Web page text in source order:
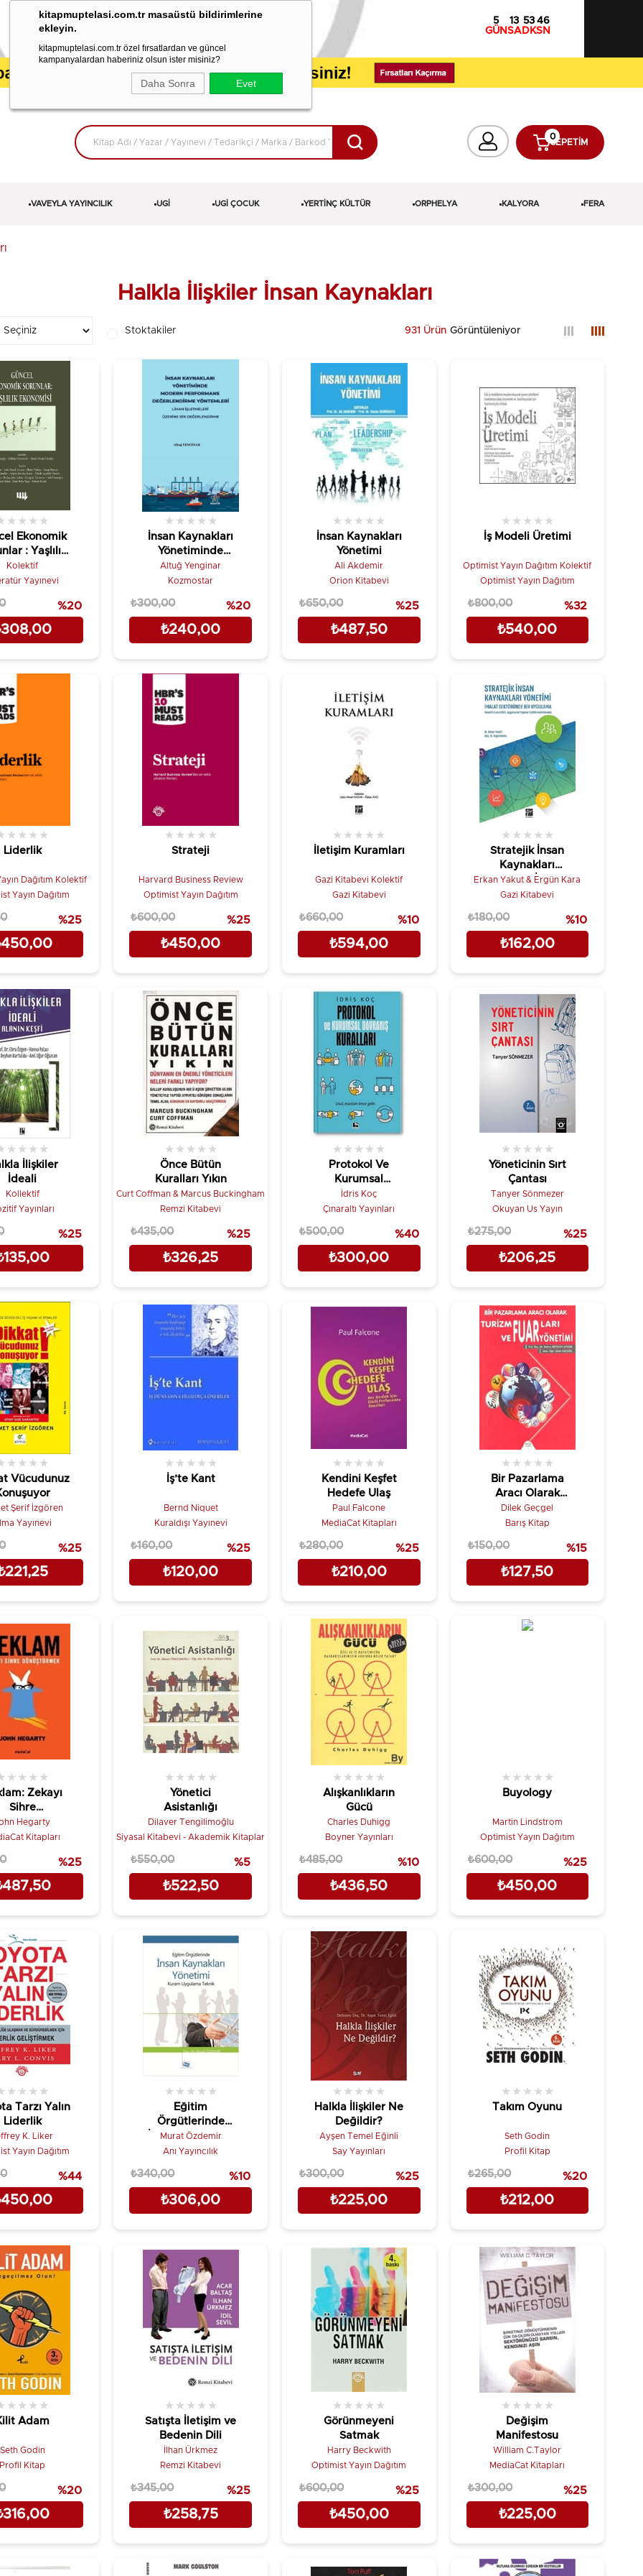
kitapmuptelasi.com.tr masaüstü bildirimlerine
ekleyin.
kitapmuptelasi.com.tr özel fırsatlardan ve güncel
kampanyalardan haberiniz olsun ister misiniz?
Daha Sonra Evet
5
GÜN
13
SA
53
DK
44
SN
SEPETIM
0
VAVEYLA YAYINCILIK UGİ UGİ ÇOCUK YERTİNÇ KÜLTÜR ORPHELYA KALYORA FERA
Halkla İlişkiler İnsan Kaynakları
Stoktakiler 931 Ürün
Ekonomik
: Yaşlılık
Ekonomisi
★ ★ ★ ★
Kolektif
Yayınevi
%20
İnsan Kaynakları
Yönetiminde
Modern
Performans
Yöntemleri
★ ★ ★ ★ ★
Altuğ Yenginar
Kozmostar
₺240,00
₺300,00 %20
İnsan Kaynakları
Yönetimi
★ ★ ★ ★ ★
Ali Akdemir
Orion Kitabevi
₺487,50
₺650,00 %25
İş Modeli Üretimi
★ ★ ★ ★ ★
Optimist Yayın Dağıtım Kolektif
Optimist Yayın Dağıtım
₺540,00
₺800,00 %32
Liderlik
★ ★ ★ ★
Dağıtım Kolektif
Yayın Dağıtım
%25
Strateji
★ ★ ★ ★ ★
Harvard Business Review
Optimist Yayın Dağıtım
₺450,00
₺600,00 %25
İletişim Kuramları
★ ★ ★ ★ ★
Gazi Kitabevi Kolektif
Gazi Kitabevi
₺594,00
₺660,00 %10
Stratejik İnsan
Kaynakları
Yönetimi İmalat
Sektöründe Bir
★ ★ ★ ★ ★
Erkan Yakut & Ergün Kara
Gazi Kitabevi
₺162,00
₺180,00 %10
İlişkiler
İdeali
★ ★ ★ ★
Kollektif
Yayınları
%25
Önce Bütün
Kuralları Yıkın
★ ★ ★ ★ ★
Curt Coffman & Marcus Buckingham
Remzi Kitabevi
₺326,25
₺435,00 %25
Protokol Ve
Kurumsal
Davranış Kuralları
★ ★ ★ ★ ★
İdris Koç
Çınaraltı Yayınları
₺300,00
₺500,00 %40
Yöneticinin Sırt
Çantası
★ ★ ★ ★ ★
Tanyer Sönmezer
Okuyan Us Yayın
₺206,25
₺275,00 %25
Vücudunuz
★ ★ ★ ★
Şerif İzgören
Yayınevi
%25
İş’te Kant
★ ★ ★ ★ ★
Bernd Niquet
Kuraldışı Yayınevi
₺120,00
₺160,00 %25
Kendini Keşfet
Hedefe Ulaş
★ ★ ★ ★ ★
Paul Falcone
MediaCat Kitapları
₺210,00
₺280,00 %25
Bir Pazarlama
Aracı Olarak
Turizm Fuarları ve
Fuar Yönetimi
★ ★ ★ ★ ★
Dilek Geçgel
Barış Kitap
₺127,50
₺150,00 %15
Zekayı
Sihre
★ ★ ★ ★
Hegarty
Kitapları
%25
Yönetici
Asistanlığı
★ ★ ★ ★ ★
Dilaver Tengilimoğlu
Siyasal Kitabevi - Akademik Kitaplar
₺522,50
₺550,00 %5
Alışkanlıkların
Gücü
★ ★ ★ ★ ★
Charles Duhigg
Boyner Yayınları
₺436,50
₺485,00 %10
Buyology
★ ★ ★ ★ ★
Martin Lindstrom
Optimist Yayın Dağıtım
₺450,00
₺600,00 %25
Tarzı Yalın
Liderlik
★ ★ ★ ★
K. Liker
Yayın Dağıtım
%44
Eğitim
Örgütlerinde
İnsan Kaynakları
Yönetimi
★ ★ ★ ★ ★
Murat Özdemir
Anı Yayıncılık
₺306,00
₺340,00 %10
Halkla İlişkiler Ne
Değildir?
★ ★ ★ ★ ★
Ayşen Temel Eğinli
Say Yayınları
₺225,00
₺300,00 %25
Takım Oyunu
★ ★ ★ ★ ★
Seth Godin
Profil Kitap
₺212,00
₺265,00 %20
Adam
★ ★ ★ ★
Seth Godin
Profil Kitap
%20
Satışta İletişim ve
Bedenin Dili
★ ★ ★ ★ ★
İlhan Ürkmez
Remzi Kitabevi
₺258,75
₺345,00 %25
Görünmeyeni
Satmak
★ ★ ★ ★ ★
Harry Beckwith
Optimist Yayın Dağıtım
₺450,00
₺600,00 %25
Değişim
Manifestosu
★ ★ ★ ★ ★
William C.Taylor
MediaCat Kitapları
₺225,00
₺300,00 %25